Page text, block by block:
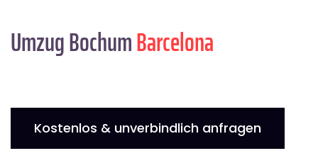
Umzug BochumBarcelona
Kostenlos & unverbindlich anfragen